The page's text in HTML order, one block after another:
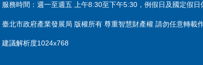
服務時間：週一至週五 上午8:30至下午5:30，例假日及國定假日
臺北市政府產業發展局 版權所有 尊重智慧財產權 請勿任意轉載
建議解析度1024x768